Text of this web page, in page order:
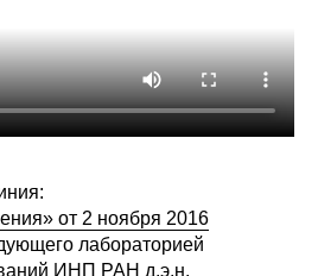
оформления
от 2 ноября 2016
лабораторией
ИНП РАН д.э.н.